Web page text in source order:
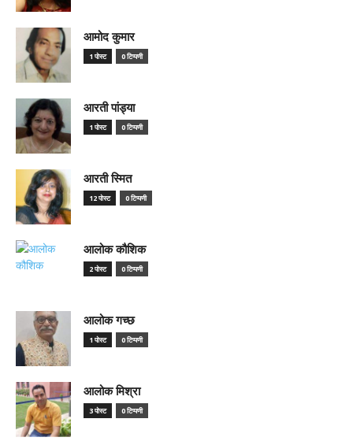
आमोद कुमार
1 पोस्ट 0 टिप्पणी
आरती पांड्या
1 पोस्ट 0 टिप्पणी
आरती स्मित
12 पोस्ट 0 टिप्पणी
आलोक कौशिक
2 पोस्ट 0 टिप्पणी
आलोक गच्छ
1 पोस्ट 0 टिप्पणी
आलोक मिश्रा
3 पोस्ट 0 टिप्पणी